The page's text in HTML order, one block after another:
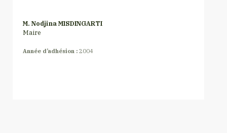
M. Nodjina MISDINGARTI
Maire
Année d’adhésion : 2004